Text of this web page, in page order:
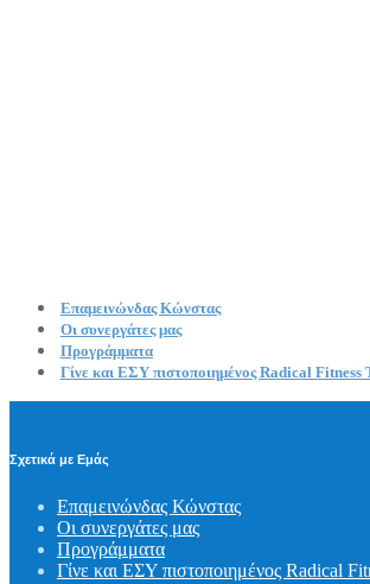
Επαμεινώνδας Κώνστας
Οι συνεργάτες μας
Προγράμματα
Γίνε και ΕΣΥ πιστοποιημένος Radical
Σχετικά με Εμάς
Επαμεινώνδας Κώνστας
Οι συνεργάτες μας
Προγράμματα
Γίνε και ΕΣΥ πιστοποιημένος Radical